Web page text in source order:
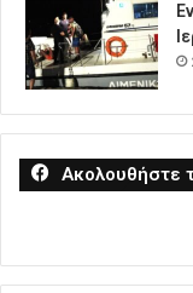
Ακολουθήστε